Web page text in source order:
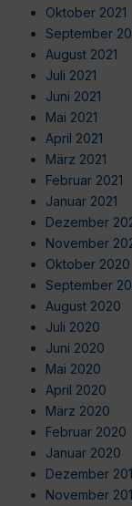
Oktober 2021
September
August 2021
Juli 2021
Juni 2021
Mai 2021
April 2021
März 2021
Februar 2021
Januar 2021
Dezember
November
Oktober 2020
September
August 2020
Juli 2020
Juni 2020
Mai 2020
April 2020
März 2020
Februar 2020
Januar 2020
Dezember
November